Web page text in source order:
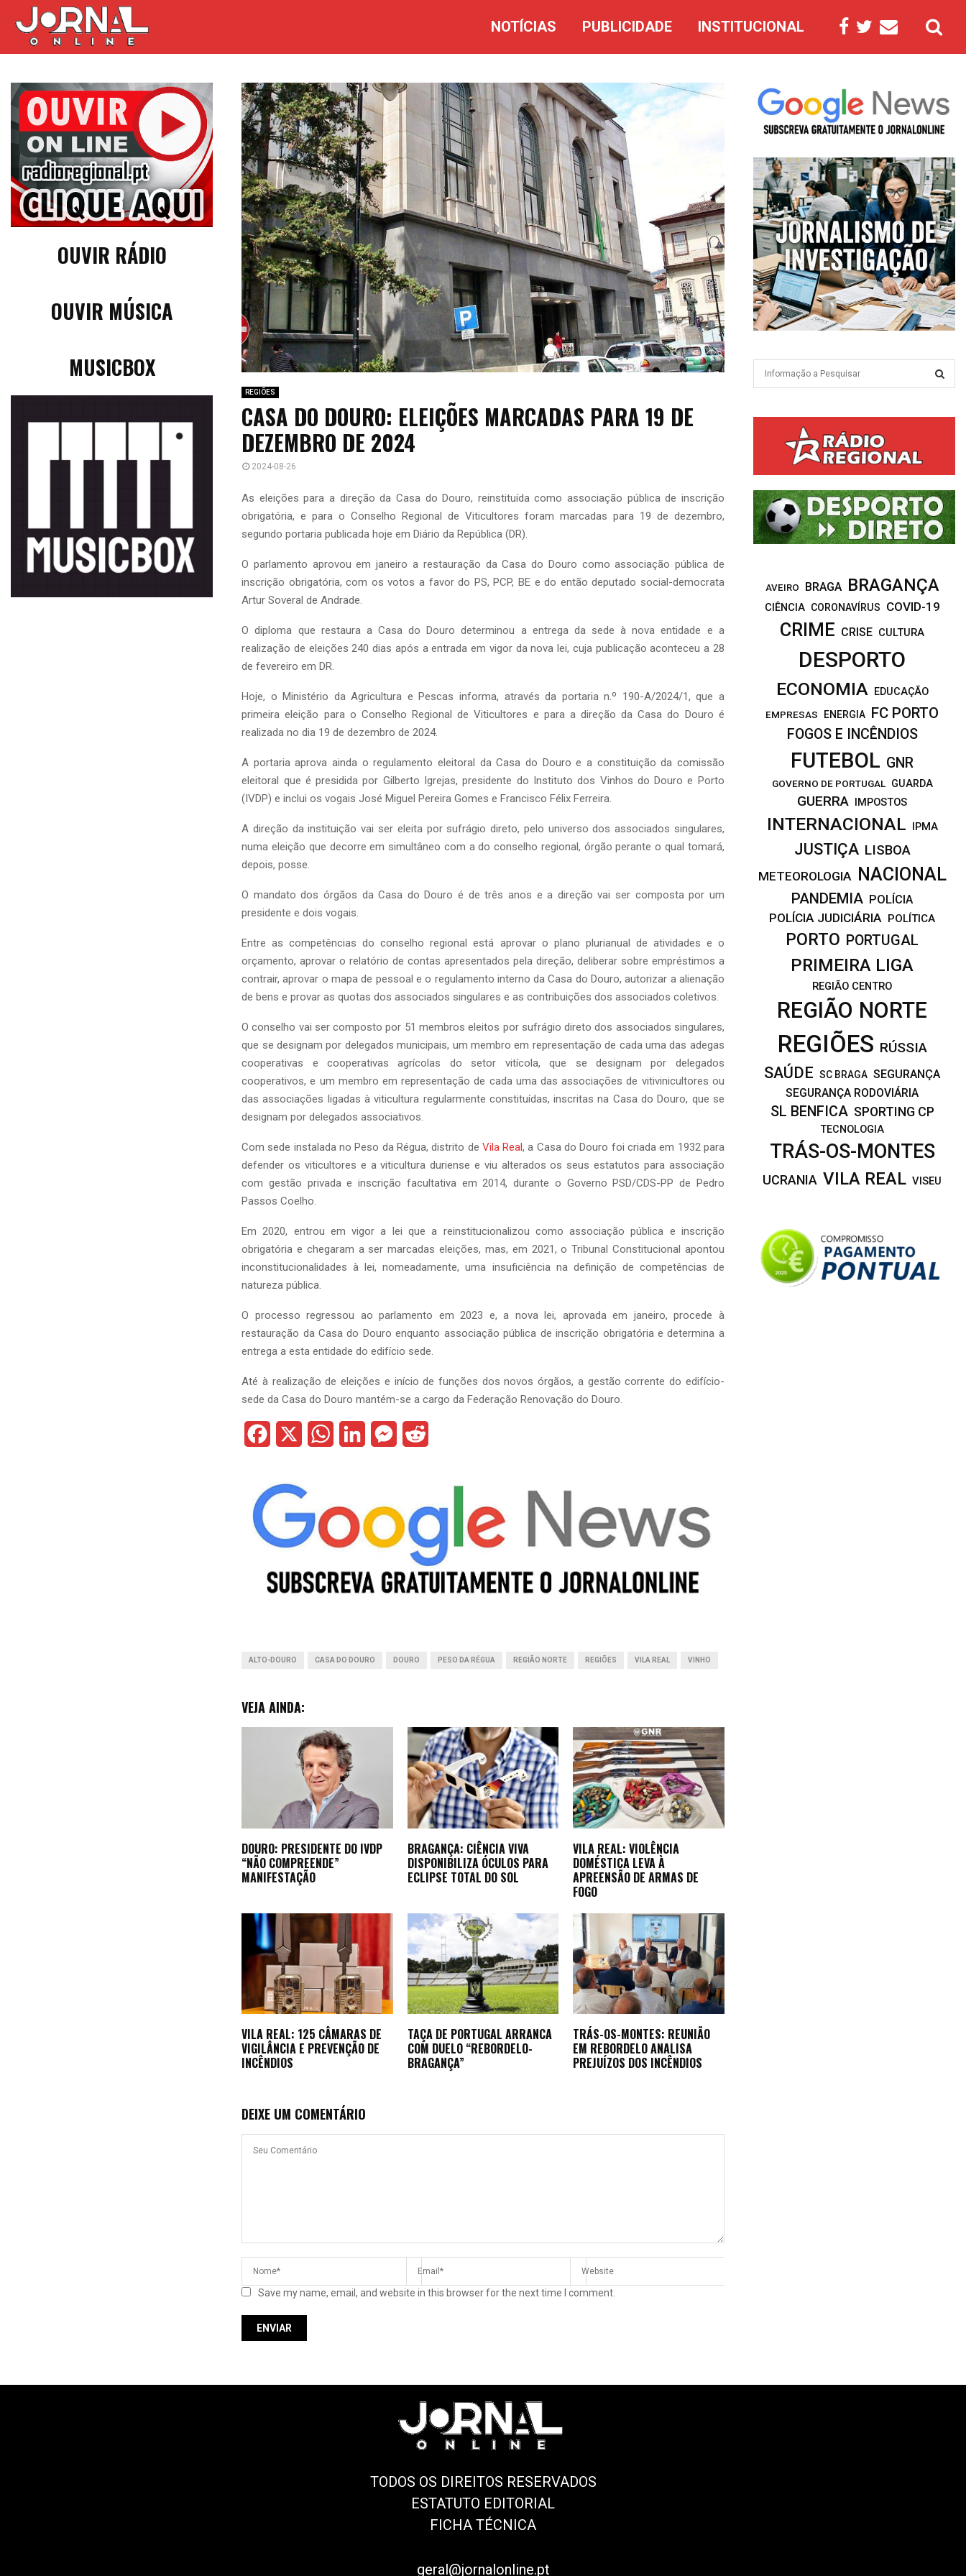
NOTÍCIAS PUBLICIDADE INSTITUCIONAL
REGIÕES
CASA DO DOURO: ELEIÇÕES MARCADAS PARA 19 DE
DEZEMBRO DE 2024
2024-08-26
As eleições para a direção da Casa do Douro, reinstituída como associação pública de inscrição
obrigatória, e para o Conselho Regional de Viticultores foram marcadas para 19 de dezembro,
segundo portaria publicada hoje em Diário da República (DR).
O parlamento aprovou em janeiro a restauração da Casa do Douro como associação pública de
inscrição obrigatória, com os votos a favor do PS, PCP, BE e do então deputado social-democrata
Artur Soveral de Andrade.
O diploma que restaura a Casa do Douro determinou a entrega da sede à nova entidade e a
realização de eleições 240 dias após a entrada em vigor da nova lei, cuja publicação aconteceu a 28
de fevereiro em DR.
Hoje, o Ministério da Agricultura e Pescas informa, através da portaria n.º 190-A/2024/1, que a
primeira eleição para o Conselho Regional de Viticultores e para a direção da Casa do Douro é
realizada no dia 19 de dezembro de 2024.
A portaria aprova ainda o regulamento eleitoral da Casa do Douro e a constituição da comissão
eleitoral que é presidida por Gilberto Igrejas, presidente do Instituto dos Vinhos do Douro e Porto
(IVDP) e inclui os vogais José Miguel Pereira Gomes e Francisco Félix Ferreira.
A direção da instituição vai ser eleita por sufrágio direto, pelo universo dos associados singulares,
numa eleição que decorre em simultâneo com a do conselho regional, órgão perante o qual tomará,
depois, posse.
O mandato dos órgãos da Casa do Douro é de três anos e a direção vai ser composta por um
presidente e dois vogais.
Entre as competências do conselho regional está aprovar o plano plurianual de atividades e o
orçamento, aprovar o relatório de contas apresentados pela direção, deliberar sobre empréstimos a
contrair, aprovar o mapa de pessoal e o regulamento interno da Casa do Douro, autorizar a alienação
de bens e provar as quotas dos associados singulares e as contribuições dos associados coletivos.
O conselho vai ser composto por 51 membros eleitos por sufrágio direto dos associados singulares,
que se designam por delegados municipais, um membro em representação de cada uma das adegas
cooperativas e cooperativas agrícolas do setor vitícola, que se designam por delegados
cooperativos, e um membro em representação de cada uma das associações de vitivinicultores ou
das associações ligadas à viticultura regularmente constituídas, inscritas na Casa do Douro, que se
designam por delegados associativos.
Com sede instalada no Peso da Régua, distrito de Vila Real, a Casa do Douro foi criada em 1932 para
defender os viticultores e a viticultura duriense e viu alterados os seus estatutos para associação
com gestão privada e inscrição facultativa em 2014, durante o Governo PSD/CDS-PP de Pedro
Passos Coelho.
Em 2020, entrou em vigor a lei que a reinstitucionalizou como associação pública e inscrição
obrigatória e chegaram a ser marcadas eleições, mas, em 2021, o Tribunal Constitucional apontou
inconstitucionalidades à lei, nomeadamente, uma insuficiência na definição de competências de
natureza pública.
O processo regressou ao parlamento em 2023 e, a nova lei, aprovada em janeiro, procede à
restauração da Casa do Douro enquanto associação pública de inscrição obrigatória e determina a
entrega a esta entidade do edifício sede.
Até à realização de eleições e início de funções dos novos órgãos, a gestão corrente do edifício-
sede da Casa do Douro mantém-se a cargo da Federação Renovação do Douro.
c
b
o
W
t
s
p
k
e
I
M
s
e
g
d
i
t
ALTO-DOURO CASA DO DOURO DOURO PESO DA RÉGUA REGIÃO NORTE REGIÕES VILA REAL VINHO
VEJA AINDA:
DOURO: PRESIDENTE DO IVDP
“NÃO COMPREENDE”
MANIFESTAÇÃO
BRAGANÇA: CIÊNCIA VIVA
DISPONIBILIZA ÓCULOS PARA
ECLIPSE TOTAL DO SOL
VILA REAL: VIOLÊNCIA
DOMÉSTICA LEVA À
APREENSÃO DE ARMAS DE
FOGO
VILA REAL: 125 CÂMARAS DE
VIGILÂNCIA E PREVENÇÃO DE
INCÊNDIOS
TAÇA DE PORTUGAL ARRANCA
COM DUELO “REBORDELO-
BRAGANÇA”
TRÁS-OS-MONTES: REUNIÃO
EM REBORDELO ANALISA
PREJUÍZOS DOS INCÊNDIOS
DEIXE UM COMENTÁRIO
Save my name, email, and website in this browser for the next time I comment.
OUVIR RÁDIO
OUVIR MÚSICA
MUSICBOX
o
r
:
R
C
H
AVEIRO BRAGA BRAGANÇA
CIÊNCIA CORONAVÍRUS COVID-19
CRIME CRISE CULTURA
DESPORTO
ECONOMIA
EDUCAÇÃO
EMPRESAS
ENERGIA FC PORTO
FOGOS E INCÊNDIOS
FUTEBOL GNR
GOVERNO DE PORTUGAL GUARDA
GUERRA IMPOSTOS
INTERNACIONAL IPMA
JUSTIÇA LISBOA
METEOROLOGIA NACIONAL
PANDEMIA POLÍCIA
POLÍCIA JUDICIÁRIA POLÍTICA
PORTO PORTUGAL
PRIMEIRA LIGA
REGIÃO CENTRO
REGIÃO NORTE
REGIÕES RÚSSIA
SAÚDE SC BRAGA SEGURANÇA
SEGURANÇA RODOVIÁRIA
SL BENFICA SPORTING CP
TECNOLOGIA
TRÁS-OS-MONTES
UCRANIA VILA REAL VISEU
TODOS OS DIREITOS RESERVADOS
ESTATUTO EDITORIAL
FICHA TÉCNICA
geral@jornalonline.pt